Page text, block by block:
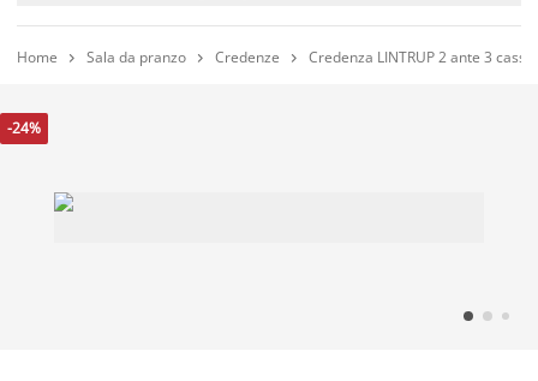
Home  Sala da pranzo  Credenze  Credenza LINTRUP 2 ante 3
-24%